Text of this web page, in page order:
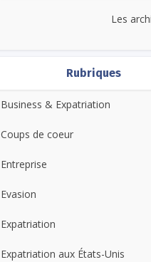
Les
Rubriques
Business & Expatriation
Coups de coeur
Entreprise
Evasion
Expatriation
Expatriation aux États-Unis